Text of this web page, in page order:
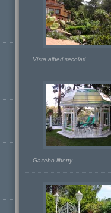
Vista alberi secolari
Gazebo liberty